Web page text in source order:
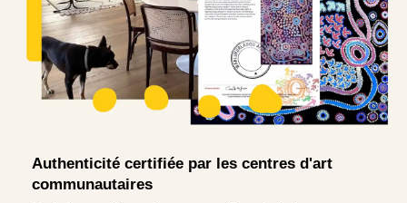
Authenticité certifiée par les centres d'art
communautaires